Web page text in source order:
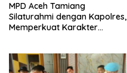
MPD Aceh Tamiang
Silaturahmi dengan Kapolres,
Memperkuat Karakter